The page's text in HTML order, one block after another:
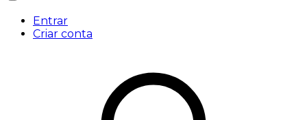
Entrar
Criar conta